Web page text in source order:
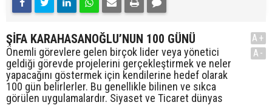
ŞİFA KARAHASANOĞLU’NUN 100 GÜNÜ
Önemli görevlere gelen birçok lider veya yönetici
geldiği görevde projelerini gerçekleştirmek ve neler
yapacağını göstermek için kendilerine hedef olarak
100 gün belirlerler. Bu genellikle bilinen ve sıkca
görülen uygulamalardır. Siyaset ve Ticaret dünyas
A+
A-